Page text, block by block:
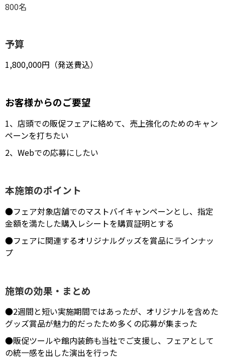
800名
予算
1,800,000円（発送費込）
お客様からのご要望
1、店頭での販促フェアに絡めて、売上強化のためのキャン
ペーンを打ちたい
2、Webでの応募にしたい
本施策のポイント
●フェア対象店舗でのマストバイキャンペーンとし、指定
金額を満たした購入レシートを購買証明とする
●フェアに関連するオリジナルグッズを賞品にラインナッ
プ
施策の効果・まとめ
●2週間と短い実施期間ではあったが、オリジナルを含めた
グッズ賞品が魅力的だったため多くの応募が集まった
●販促ツールや館内装飾も当社でご支援し、フェアとして
の統一感を出した演出を行った